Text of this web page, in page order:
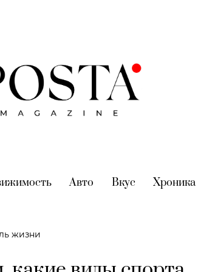
(current)
Авто (current)
Вкус (current)
Хроника
жизни